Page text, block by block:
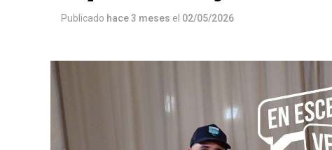
Publicado hace 3 meses el 02/05/2026